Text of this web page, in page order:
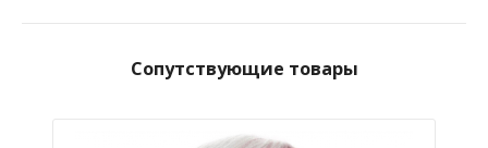
Сопутствующие товары